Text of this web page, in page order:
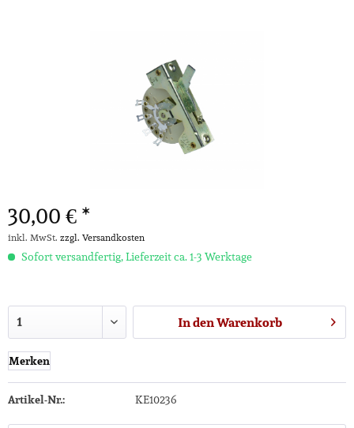
30,00 € *
inkl. MwSt. zzgl. Versandkosten
Sofort versandfertig, Lieferzeit ca. 1-3 Werktage
In denWarenkorb
Merken
Artikel-Nr.: KE10236